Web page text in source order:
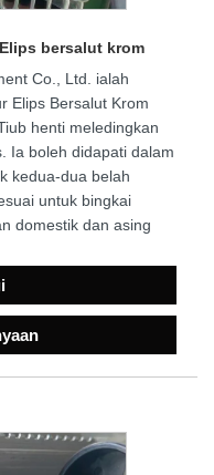
bersalut krom
Co., Ltd. ialah
Elips Bersalut Krom
henti meledingkan
Ia boleh didapati dalam
kedua-dua belah
untuk bingkai
domestik dan asing